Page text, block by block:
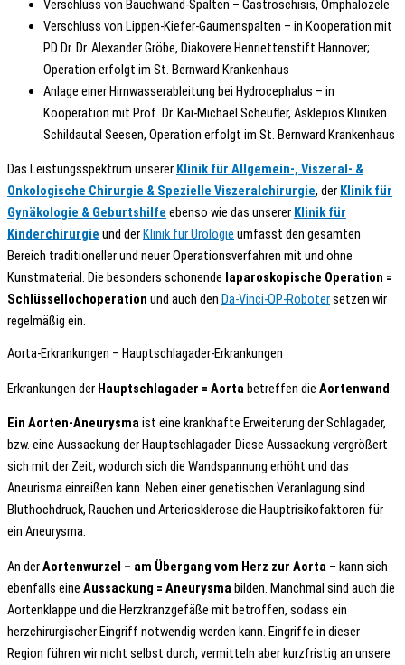
Verschluss von Bauchwand-Spalten – Gastroschisis, Omphalozele
Verschluss von Lippen-Kiefer-Gaumenspalten – in Kooperation mit
PD Dr. Dr. Alexander Gröbe, Diakovere Henriettenstift Hannover;
Operation erfolgt im St. Bernward Krankenhaus
Anlage einer Hirnwasserableitung bei Hydrocephalus – in
Kooperation mit Prof. Dr. Kai-Michael Scheufler, Asklepios Kliniken
Schildautal Seesen, Operation erfolgt im St. Bernward Krankenhaus
Das Leistungsspektrum unserer Klinik für Allgemein-, Viszeral- &
Onkologische Chirurgie & Spezielle Viszeralchirurgie, der Klinik für
Gynäkologie & Geburtshilfe ebenso wie das unserer Klinik für
Kinderchirurgie und der Klinik für Urologie umfasst den gesamten
Bereich traditioneller und neuer Operationsverfahren mit und ohne
Kunstmaterial. Die besonders schonende laparoskopische Operation =
Schlüssellochoperation und auch den Da-Vinci-OP-Robotersetzen wir
regelmäßig ein.
Aorta-Erkrankungen – Hauptschlagader-Erkrankungen
Erkrankungen der Hauptschlagader = Aortabetreffen die Aortenwand.
Ein Aorten-Aneurysmaist eine krankhafte Erweiterung der Schlagader,
bzw. eine Aussackung der Hauptschlagader. Diese Aussackung vergrößert
sich mit der Zeit, wodurch sich die Wandspannung erhöht und das
Aneurisma einreißen kann. Neben einer genetischen Veranlagung sind
Bluthochdruck, Rauchen und Arteriosklerose die Hauptrisikofaktoren für
ein Aneurysma.
An derAortenwurzel – am Übergang vom Herz zur Aorta – kann sich
ebenfalls eine Aussackung = Aneurysmabilden. Manchmal sind auch die
Aortenklappe und die Herzkranzgefäße mit betroffen, sodass ein
herzchirurgischer Eingriff notwendig werden kann. Eingriffe in dieser
Region führen wir nicht selbst durch, vermitteln aber kurzfristig an unsere